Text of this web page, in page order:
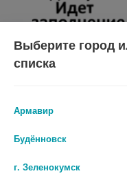
50ПАР
595 руб.
шт
Выберите город
списка
Армавир
Будённовск
г. Зеленокумск